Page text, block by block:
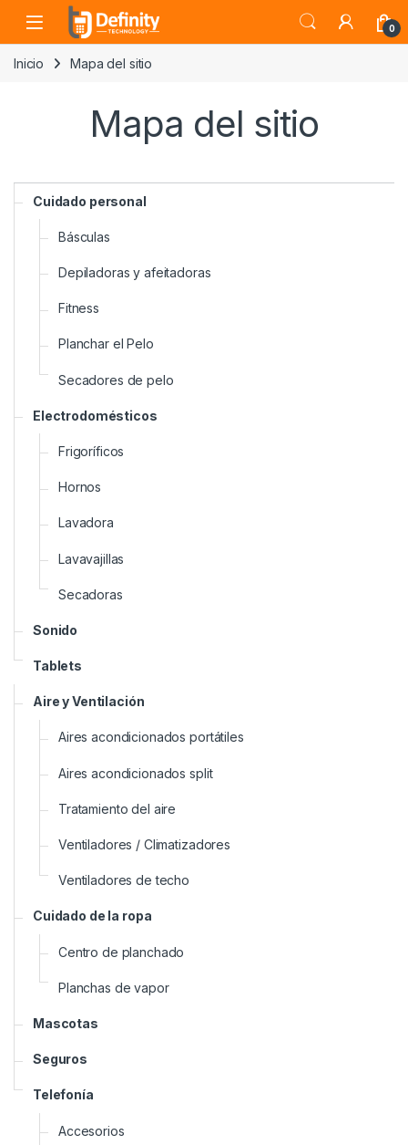
Skip to navigation
Skip to content
Open 0
Inicio Mapa del sitio
Mapa del sitio
Cuidado personal
Básculas
Depiladoras y afeitadoras
Fitness
Planchar el Pelo
Secadores de pelo
Electrodomésticos
Frigoríficos
Hornos
Lavadora
Lavavajillas
Secadoras
Sonido
Tablets
Aire y Ventilación
Aires acondicionados portátiles
Aires acondicionados split
Tratamiento del aire
Ventiladores / Climatizadores
Ventiladores de techo
Cuidado de la ropa
Centro de planchado
Planchas de vapor
Mascotas
Seguros
Telefonía
Accesorios